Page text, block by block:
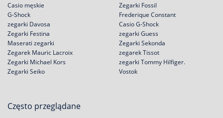
Casio męskie
G-Shock
zegarki Davosa
Zegarki Festina
Zegarki Fossil
Frederique Constant
Casio G-Shock
zegarki Guess
Maserati zegarki
Zegarek Mauric Lacroix
Zegarki Michael Kors
Zegarki Seiko
Zegarki Sekonda
zegarek Tissot
zegarki Tommy Hilfiger.
Vostok
Często przeglądane